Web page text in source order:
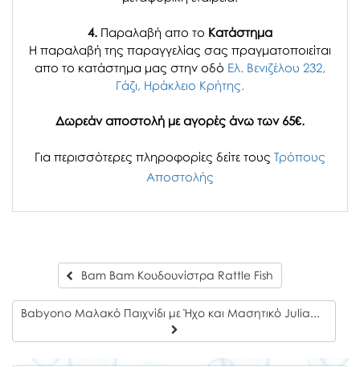
4. Παραλαβή απο το Κατάστημα
H παραλαβή της παραγγελίας σας πραγματοποιείται
απο το κατάστημα μας στην οδό Ελ. Βενιζέλου 232,
Γάζι, Ηράκλειο Κρήτης.
Δωρεάν αποστολή με αγορές άνω των 65€.
Για περισσότερες πληροφορίες δείτε τους Τρόπους
Αποστολής
Bam Bam Κουδουνίστρα Rattle Fish
Babyono Μαλακό Παιχνίδι με Ήχο και Μασητικό Julia το Κουνελάκι